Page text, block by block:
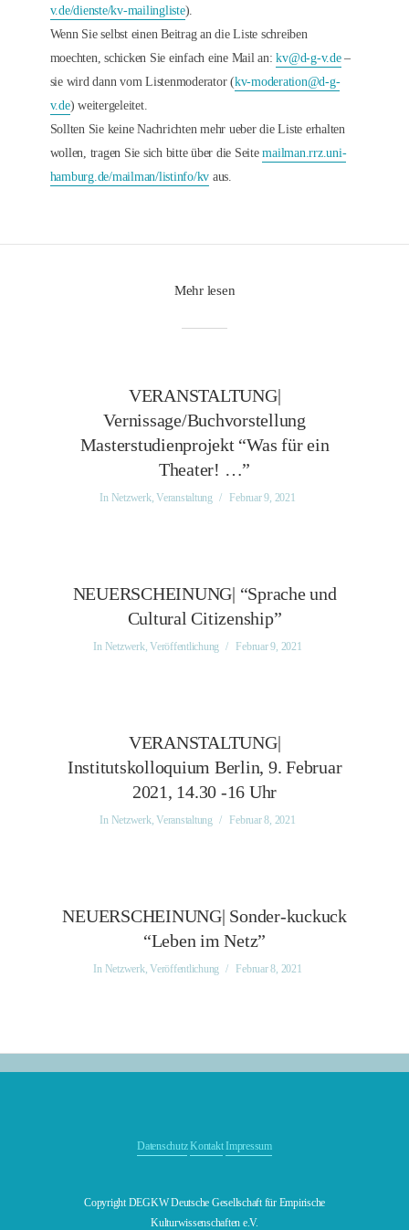
v.de/dienste/kv-mailingliste).
Wenn Sie selbst einen Beitrag an die Liste schreiben
moechten, schicken Sie einfach eine Mail an:kv@d-g-v.de–
sie wird dann vom Listenmoderator (kv-moderation@d-g-
v.de) weitergeleitet.
Sollten Sie keine Nachrichten mehr ueber die Liste erhalten
wollen, tragen Sie sich bitte über die Seitemailman.rrz.uni-
hamburg.de/mailman/listinfo/kv aus.
Mehr lesen
VERANSTALTUNG|
Vernissage/Buchvorstellung
Masterstudienprojekt “Was für ein
Theater! …”
In Netzwerk,Veranstaltung Februar 9, 2021
NEUERSCHEINUNG| “Sprache und
Cultural Citizenship”
In Netzwerk, Veröffentlichung Februar 9, 2021
VERANSTALTUNG|
Institutskolloquium Berlin, 9. Februar
2021, 14.30 -16 Uhr
In Netzwerk,Veranstaltung Februar 8, 2021
NEUERSCHEINUNG| Sonder-kuckuck
“Leben im Netz”
In Netzwerk, Veröffentlichung Februar 8, 2021
DatenschutzKontaktImpressum
Copyright DEGKW Deutsche Gesellschaft für Empirische
Kulturwissenschaften e.V.